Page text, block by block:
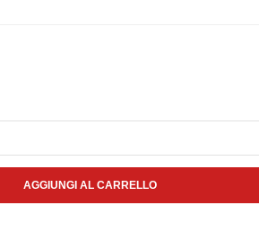
AGGIUNGI AL CARRELLO